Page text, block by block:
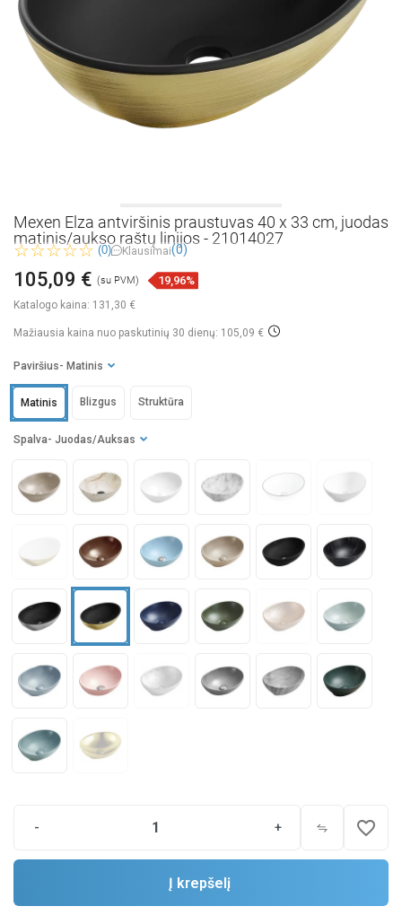
Mexen Elza antviršinis praustuvas 40 x 33 cm, juodas
matinis/aukso raštų linijos - 21014027
(0) Klausimai(0)
Katalogo kaina: 131,30 €
105,09 € (su PVM) 19,96%
Mažiausia kaina nuo paskutinių 30 dienų: 105,09 €
Spalva - Juodas/Auksas
Paviršius - Matinis
Blizgus
Matinis Struktūra
- + favorite_border
Į krepšelį